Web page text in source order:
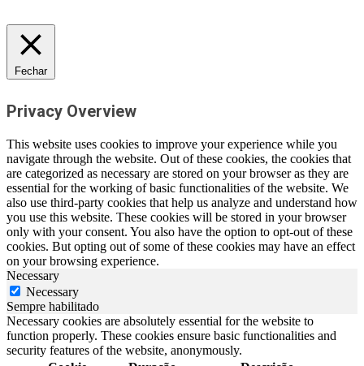
Fechar
Privacy Overview
This website uses cookies to improve your experience while you
navigate through the website. Out of these cookies, the cookies that
are categorized as necessary are stored on your browser as they are
essential for the working of basic functionalities of the website. We
also use third-party cookies that help us analyze and understand how
you use this website. These cookies will be stored in your browser
only with your consent. You also have the option to opt-out of these
cookies. But opting out of some of these cookies may have an effect
on your browsing experience.
Necessary
Necessary
Sempre habilitado
Necessary cookies are absolutely essential for the website to
function properly. These cookies ensure basic functionalities and
security features of the website, anonymously.